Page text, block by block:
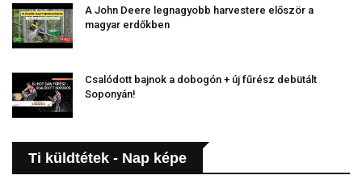
A John Deere legnagyobb harvestere először a
magyar erdőkben
Csalódott bajnok a dobogón + új fűrész debütált
Soponyán!
Ti küldtétek - Nap képe